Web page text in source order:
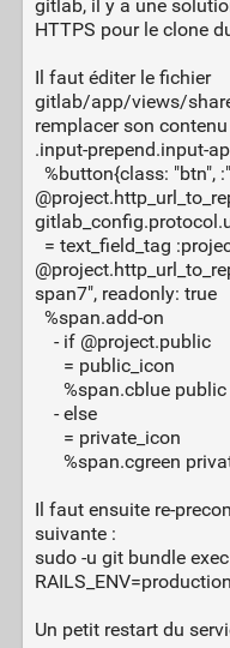
gitlab, il y a une
HTTPS pour le clone
Il faut éditer le fichier
gitlab/app/views/
remplacer son
.input-prepend.input-
%button{class: "btn",
= text_field_tag
span7", readonly: true
%span.add-on
- if @project.public
= public_icon
%span.cblue public
- else
= private_icon
%span.cgreen
Il faut ensuite re-
suivante :
sudo -u git bundle
RAILS_ENV=production
Un petit restart du